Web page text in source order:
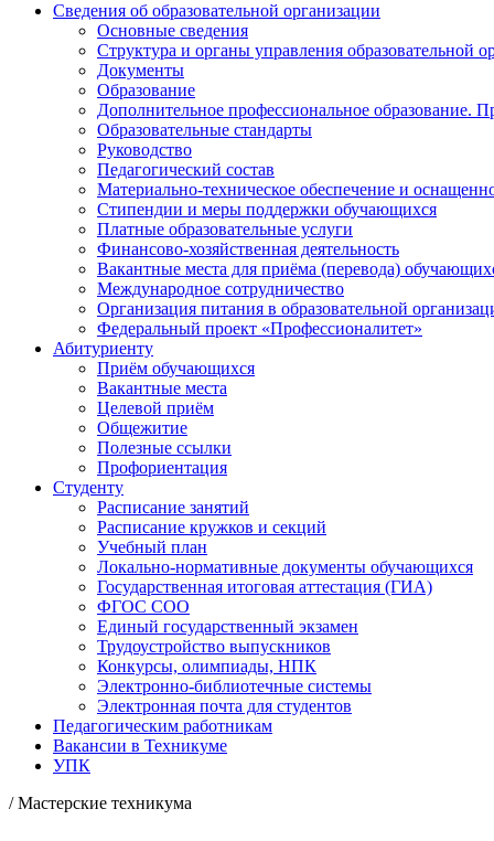
Сведения об образовательной организации
Основные сведения
Структура и органы управления образовательной
Документы
Образование
Дополнительное профессиональное образование.
Образовательные стандарты
Руководство
Педагогический состав
Материально-техническое обеспечение и
Стипендии и меры поддержки обучающихся
Платные образовательные услуги
Финансово-хозяйственная деятельность
Вакантные места для приёма (перевода)
Международное сотрудничество
Организация питания в образовательной
Федеральный проект «Профессионалитет»
Абитуриенту
Приём обучающихся
Вакантные места
Целевой приём
Общежитие
Полезные ссылки
Профориентация
Студенту
Расписание занятий
Расписание кружков и секций
Учебный план
Локально-нормативные документы обучающихся
Государственная итоговая аттестация (ГИА)
ФГОС СОО
Единый государственный экзамен
Трудоустройство выпускников
Конкурсы, олимпиады, НПК
Электронно-библиотечные системы
Электронная почта для студентов
Педагогическим работникам
Вакансии в Техникуме
УПК
/ Мастерские техникума